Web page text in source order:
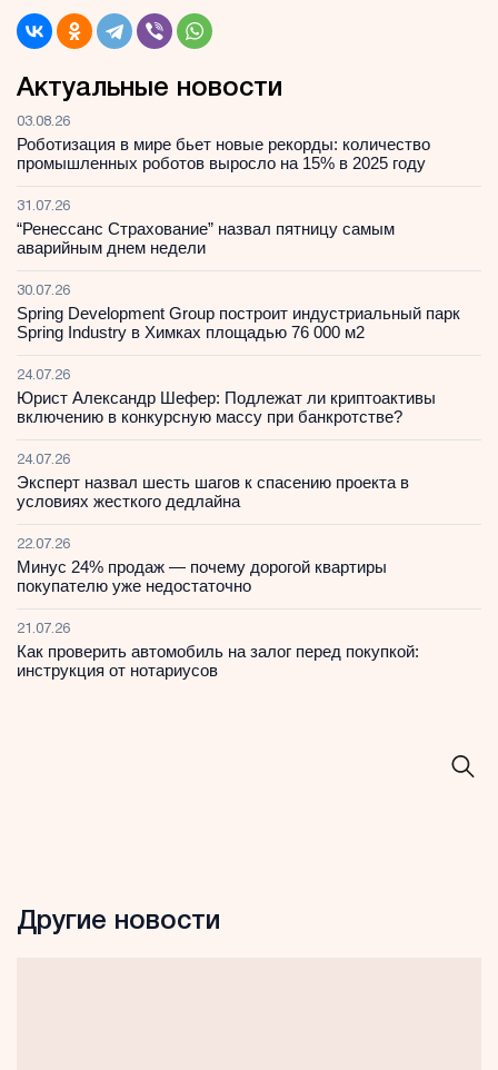
Актуальные новости
03.08.26
Роботизация в мире бьет новые рекорды: количество
промышленных роботов выросло на 15% в 2025 году
31.07.26
“Ренессанс Страхование” назвал пятницу самым
аварийным днем недели
30.07.26
Spring Development Group построит индустриальный парк
Spring Industry в Химках площадью 76 000 м2
24.07.26
Юрист Александр Шефер: Подлежат ли криптоактивы
включению в конкурсную массу при банкротстве?
24.07.26
Эксперт назвал шесть шагов к спасению проекта в
условиях жесткого дедлайна
22.07.26
Минус 24% продаж — почему дорогой квартиры
покупателю уже недостаточно
21.07.26
Как проверить автомобиль на залог перед покупкой:
инструкция от нотариусов
Другие новости